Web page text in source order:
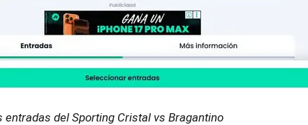
entradas del Sporting Cristal vs Bragantino